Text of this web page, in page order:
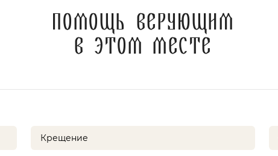
Помощь верующим
в этом месте
Крещение